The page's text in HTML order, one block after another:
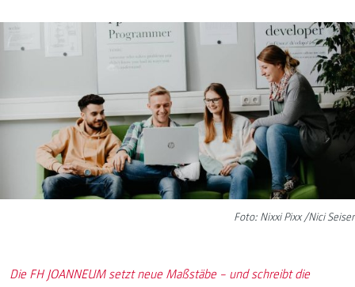
Foto: Nixxi Pixx /Nici Seiser
Die FH JOANNEUM setzt neue Maßstäbe – und schreibt die